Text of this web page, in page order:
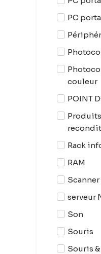
PC
couleur
POINT
Produits
Rack
RAM
Scanner
serveur
Son
Souris
Souris